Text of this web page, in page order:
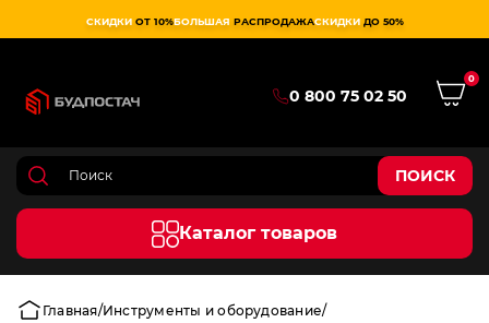
СКИДКИ ОТ 10%БОЛЬШАЯ РАСПРОДАЖАСКИДКИ ДО 50%
0 800 75 02 50
0
ПОИСК
Каталог товаров
Главная Инструменты и оборудование